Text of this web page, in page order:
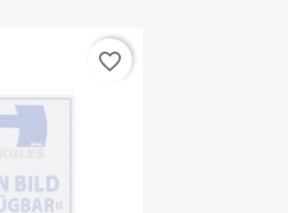
favorite_border